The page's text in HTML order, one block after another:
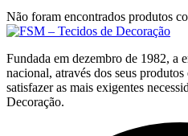
Não foram encontrados produtos
Fundada em dezembro de 1982, a
nacional, através dos seus
satisfazer as mais exigentes
Decoração.